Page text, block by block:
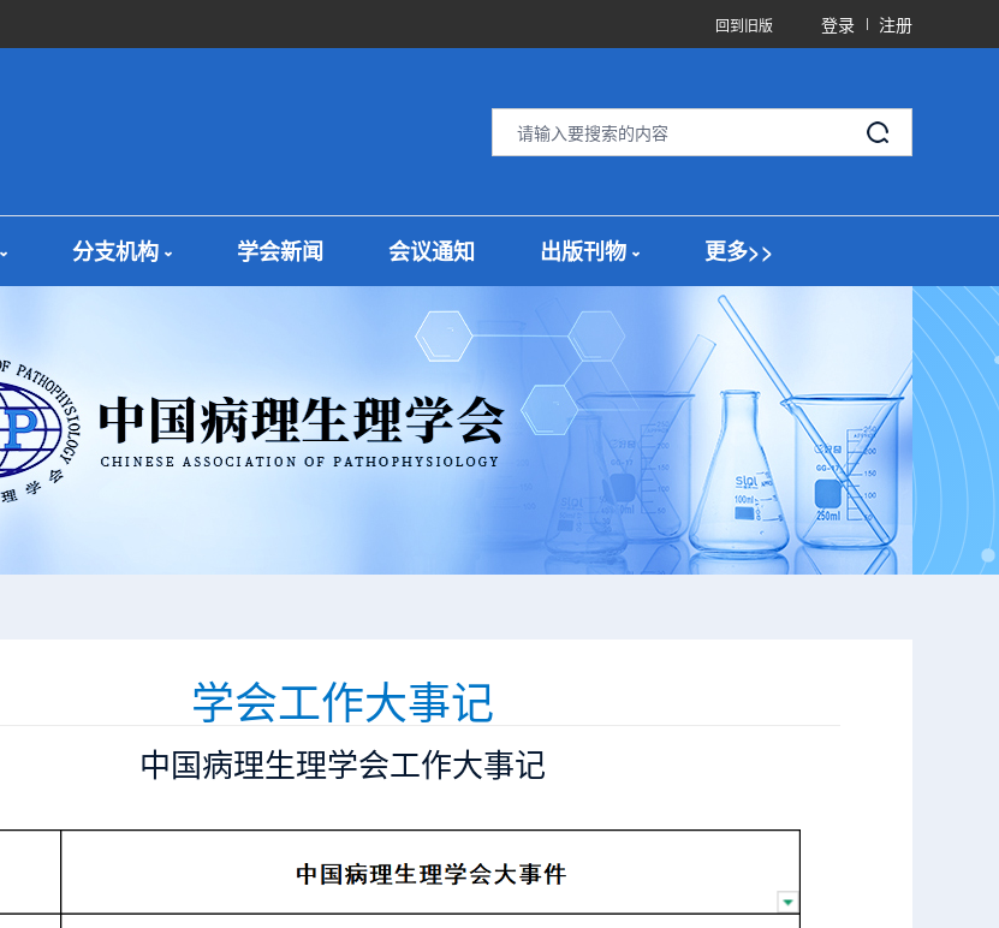
回到旧版 登录 注册
分支机构 学会新闻 会议通知 出版刊物 更多>>
学会工作大事记
中国病理生理学会工作大事记